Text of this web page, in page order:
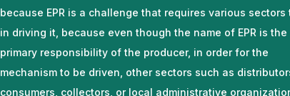
because EPR is a challenge that requires various sectors
in driving it, because even though the name of EPR is the
primary responsibility of the producer, in order for the
mechanism to be driven, other sectors such as
consumers, collectors, or local administrative